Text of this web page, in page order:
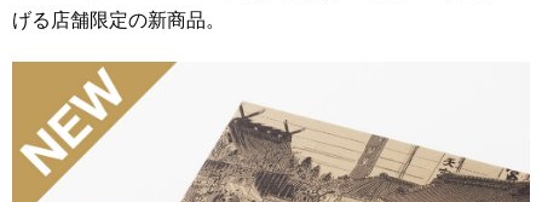
げる店舗限定の新商品。